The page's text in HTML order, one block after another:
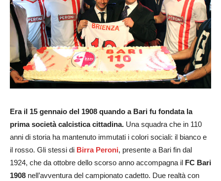
Era il 15 gennaio del 1908 quando a Bari fu fondata la
prima società calcistica cittadina. Una squadra che in 110
anni di storia ha mantenuto immutati i colori sociali: il bianco e
il rosso. Gli stessi di Birra Peroni, presente a Bari fin dal
1924, che da ottobre dello scorso anno accompagna il FC Bari
1908 nell’avventura del campionato cadetto. Due realtà con